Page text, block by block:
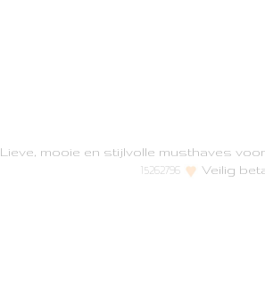
Lieve, mooie en stijlvolle musthaves
15262796
Veilig